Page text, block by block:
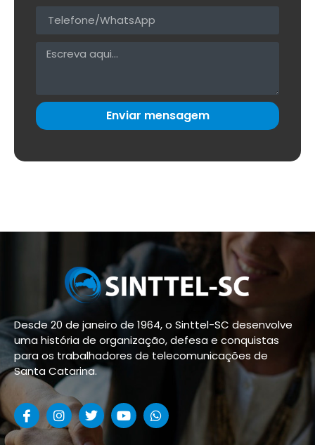
Enviar mensagem
Desde 20 de janeiro de 1964, o Sinttel-SC desenvolve
uma história de organização, defesa e conquistas
para os trabalhadores de telecomunicações de
Santa Catarina.